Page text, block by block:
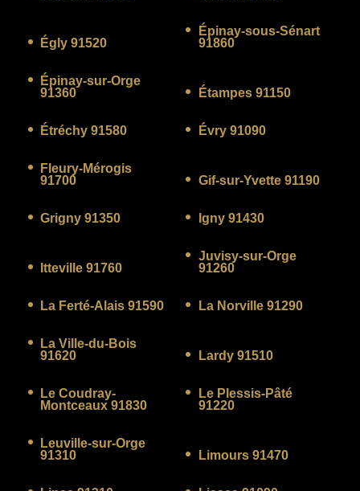
Égly 91520
Épinay-sous-Sénart
91860
Épinay-sur-Orge
91360
Étampes 91150
Étréchy 91580 Évry 91090
Fleury-Mérogis
91700
Gif-sur-Yvette 91190
Grigny 91350 Igny 91430
Itteville 91760
Juvisy-sur-Orge
91260
La Ferté-Alais 91590 La Norville 91290
La Ville-du-Bois
91620
Lardy 91510
Le Coudray-
Montceaux 91830
Le Plessis-Pâté
91220
Leuville-sur-Orge
91310
Limours 91470